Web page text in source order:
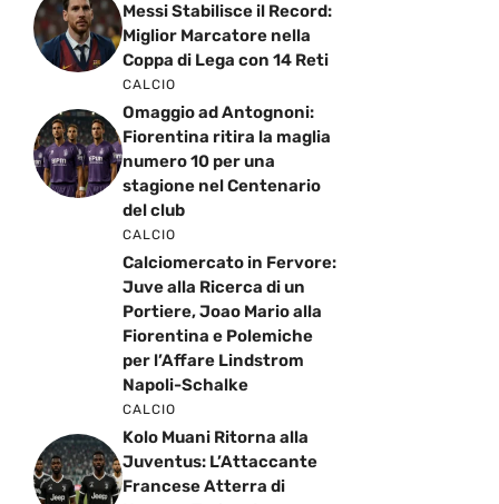
Messi Stabilisce il Record:
Miglior Marcatore nella
Coppa di Lega con 14 Reti
CALCIO
Omaggio ad Antognoni:
Fiorentina ritira la maglia
numero 10 per una
stagione nel Centenario
del club
CALCIO
Calciomercato in Fervore:
Juve alla Ricerca di un
Portiere, Joao Mario alla
Fiorentina e Polemiche
per l’Affare Lindstrom
Napoli-Schalke
CALCIO
Kolo Muani Ritorna alla
Juventus: L’Attaccante
Francese Atterra di